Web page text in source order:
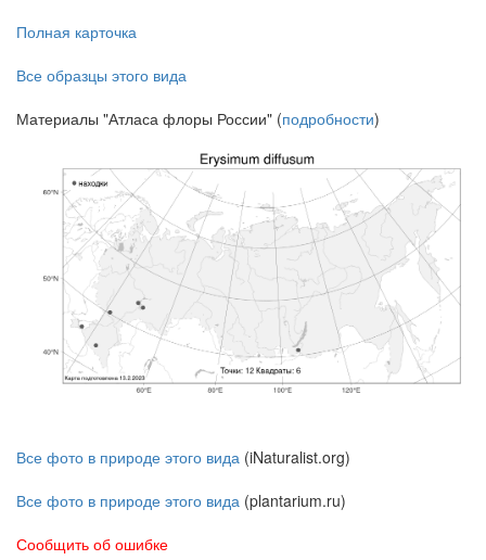
Полная карточка
Все образцы этого вида
Материалы "Атласа флоры России" (подробности)
Все фото в природе этого вида (iNaturalist.org)
Все фото в природе этого вида (plantarium.ru)
Сообщить об ошибке